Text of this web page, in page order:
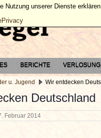
BERICHTE
u. Jugend Wir entdecken
Deutschland
Februar 2014
unserer Dienste